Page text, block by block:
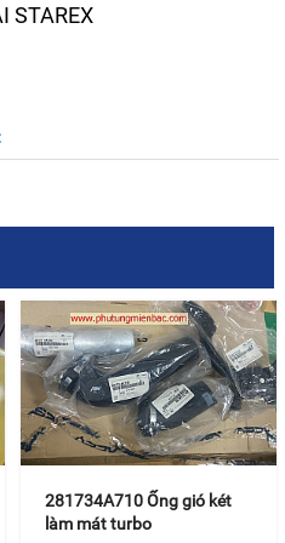
STAREX
281734A710 Ống gió két
làm mát turbo